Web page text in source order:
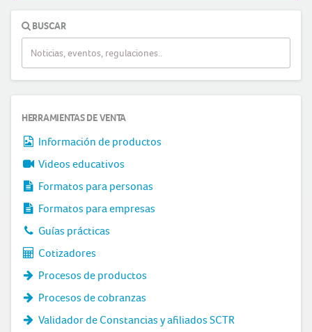
BUSCAR
HERRAMIENTAS DE VENTA
Información de productos
Videos educativos
Formatos para personas
Formatos para empresas
Guías prácticas
Cotizadores
Procesos de productos
Procesos de cobranzas
Validador de Constancias y afiliados SCTR